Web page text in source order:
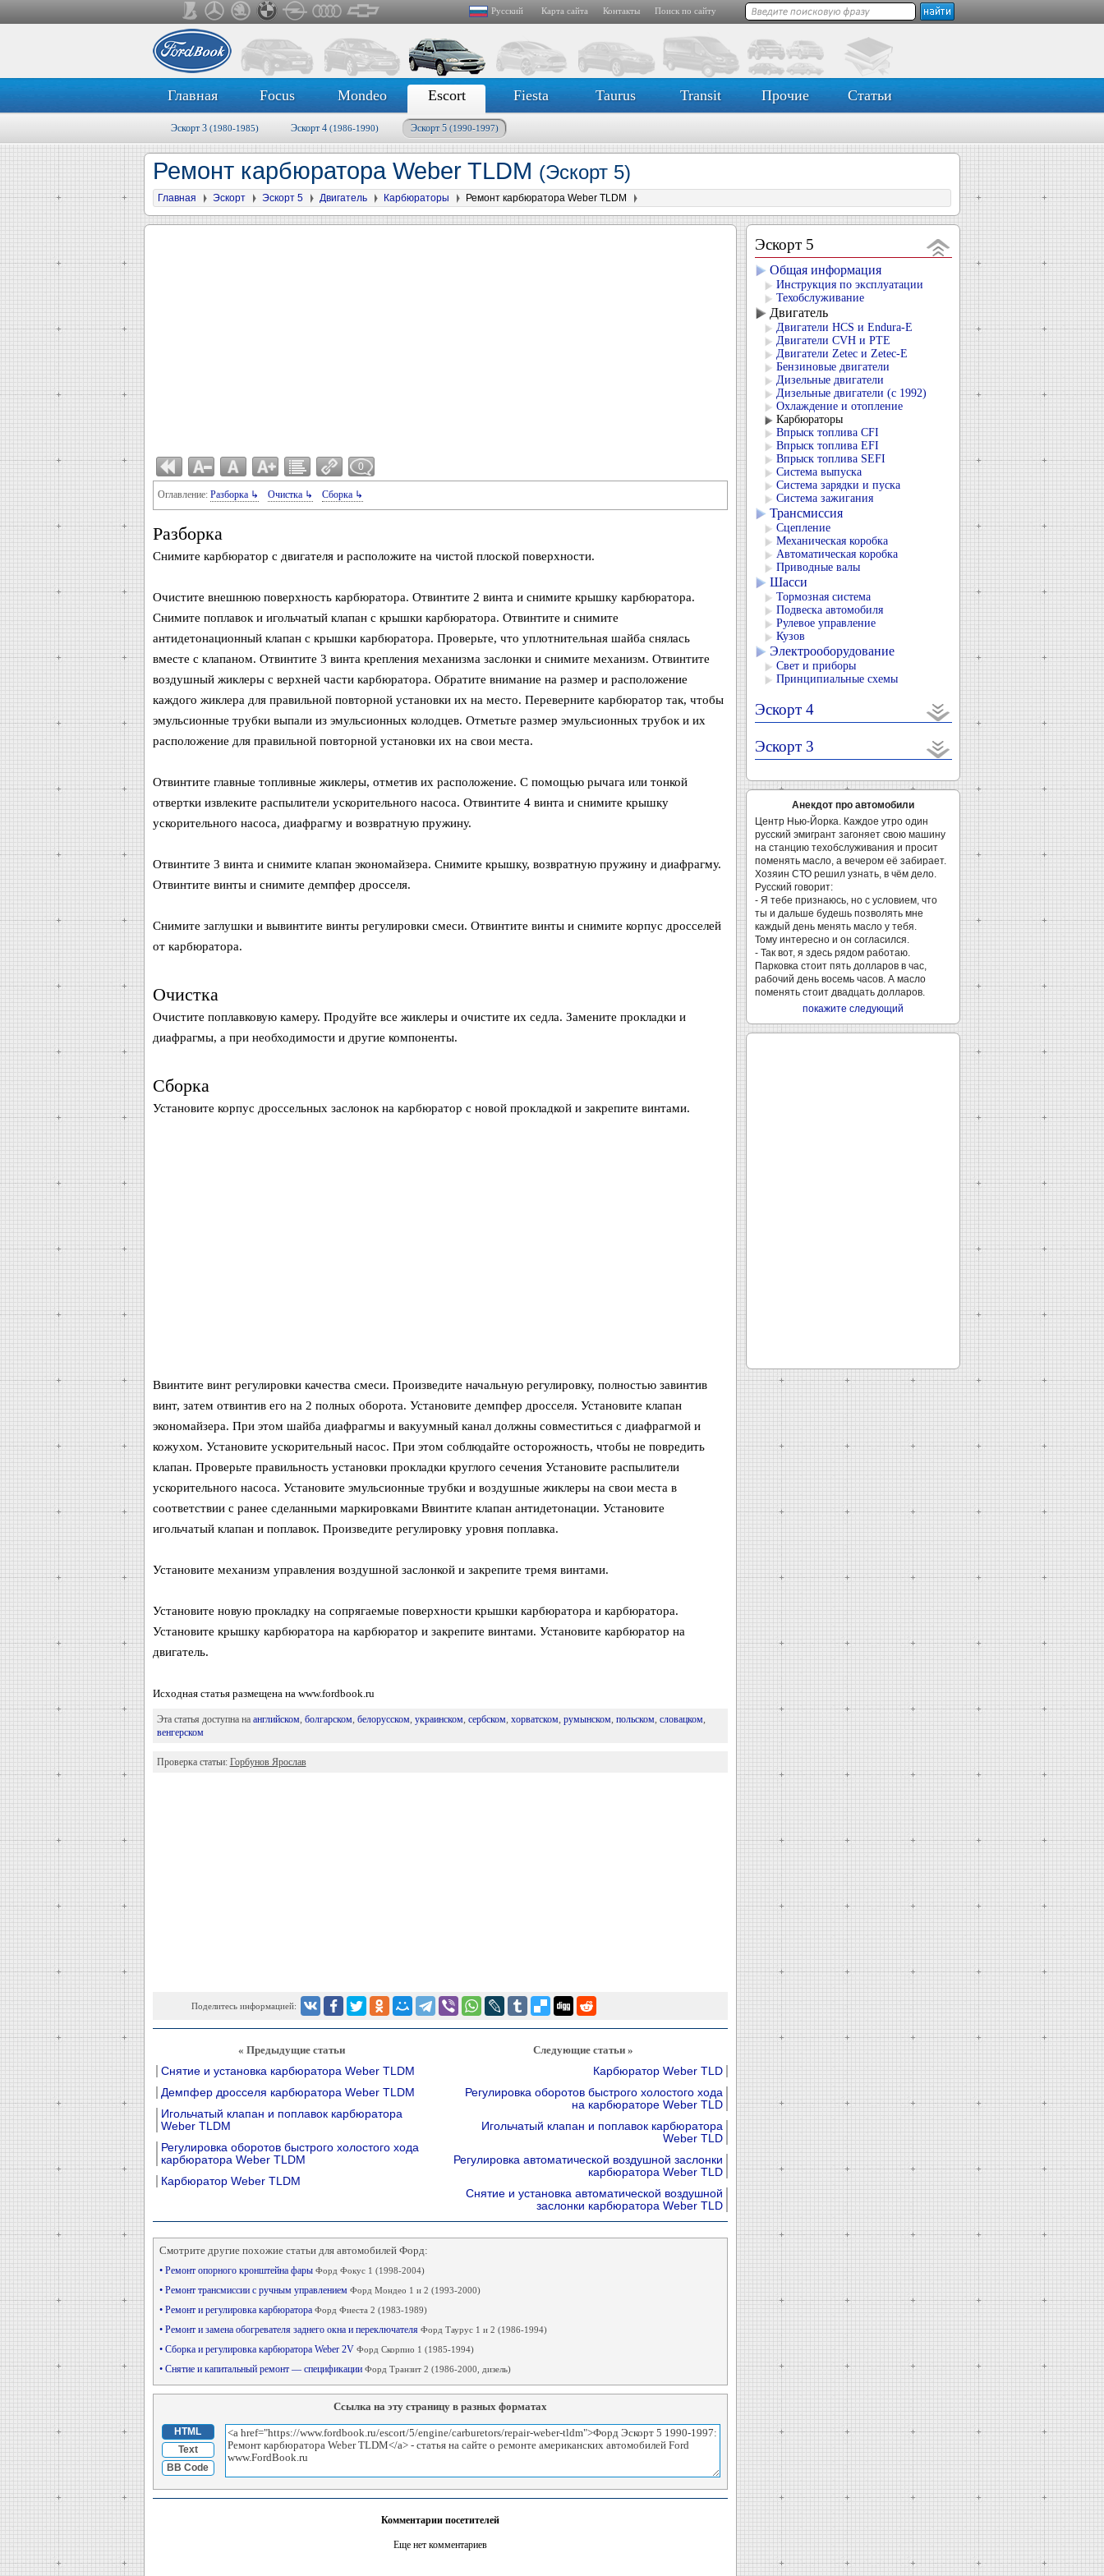
Русский Карта сайта Контакты Поиск по сайту
Главная Focus Mondeo Escort Fiesta Taurus Transit Прочие Статьи
Эскорт 3 (1980-1985) Эскорт 4 (1986-1990) Эскорт 5 (1990-1997)
Ремонт карбюратора Weber TLDM (Эскорт 5)
Главная Эскорт Эскорт 5 Двигатель Карбюраторы Ремонт карбюратора Weber TLDM
0
Оглавление: Разборка ↳ Очистка ↳ Сборка ↳
Разборка
Снимите карбюратор с двигателя и расположите на чистой плоской поверхности.
Очистите внешнюю поверхность карбюратора. Отвинтите 2 винта и снимите крышку карбюратора.
Снимите поплавок и игольчатый клапан с крышки карбюратора. Отвинтите и снимите
антидетонационный клапан с крышки карбюратора. Проверьте, что уплотнительная шайба снялась
вместе с клапаном. Отвинтите 3 винта крепления механизма заслонки и снимите механизм. Отвинтите
воздушный жиклеры с верхней части карбюратора. Обратите внимание на размер и расположение
каждого жиклера для правильной повторной установки их на место. Переверните карбюратор так, чтобы
эмульсионные трубки выпали из эмульсионных колодцев. Отметьте размер эмульсионных трубок и их
расположение для правильной повторной установки их на свои места.
Отвинтите главные топливные жиклеры, отметив их расположение. С помощью рычага или тонкой
отвертки извлеките распылители ускорительного насоса. Отвинтите 4 винта и снимите крышку
ускорительного насоса, диафрагму и возвратную пружину.
Отвинтите 3 винта и снимите клапан экономайзера. Снимите крышку, возвратную пружину и диафрагму.
Отвинтите винты и снимите демпфер дросселя.
Снимите заглушки и вывинтите винты регулировки смеси. Отвинтите винты и снимите корпус дросселей
от карбюратора.
Очистка
Очистите поплавковую камеру. Продуйте все жиклеры и очистите их седла. Замените прокладки и
диафрагмы, а при необходимости и другие компоненты.
Сборка
Установите корпус дроссельных заслонок на карбюратор с новой прокладкой и закрепите винтами.
Ввинтите винт регулировки качества смеси. Произведите начальную регулировку, полностью завинтив
винт, затем отвинтив его на 2 полных оборота. Установите демпфер дросселя. Установите клапан
экономайзера. При этом шайба диафрагмы и вакуумный канал должны совместиться с диафрагмой и
кожухом. Установите ускорительный насос. При этом соблюдайте осторожность, чтобы не повредить
клапан. Проверьте правильность установки прокладки круглого сечения Установите распылители
ускорительного насоса. Установите эмульсионные трубки и воздушные жиклеры на свои места в
соответствии с ранее сделанными маркировками Ввинтите клапан антидетонации. Установите
игольчатый клапан и поплавок. Произведите регулировку уровня поплавка.
Установите механизм управления воздушной заслонкой и закрепите тремя винтами.
Установите новую прокладку на сопрягаемые поверхности крышки карбюратора и карбюратора.
Установите крышку карбюратора на карбюратор и закрепите винтами. Установите карбюратор на
двигатель.
Исходная статья размещена на www.fordbook.ru
Эта статья доступна на английском, болгарском, белорусском, украинском, сербском, хорватском, румынском, польском, словацком,
венгерском
Проверка статьи: Горбунов Ярослав
Поделитесь информацией:
« Предыдущие статьи
Снятие и установка карбюратора Weber TLDM
Демпфер дросселя карбюратора Weber TLDM
Игольчатый клапан и поплавок карбюратора
Weber TLDM
Регулировка оборотов быстрого холостого хода
карбюратора Weber TLDM
Карбюратор Weber TLDM
Следующие статьи »
Карбюратор Weber TLD
Регулировка оборотов быстрого холостого хода
на карбюраторе Weber TLD
Игольчатый клапан и поплавок карбюратора
Weber TLD
Регулировка автоматической воздушной заслонки
карбюратора Weber TLD
Снятие и установка автоматической воздушной
заслонки карбюратора Weber TLD
Смотрите другие похожие статьи для автомобилей Форд:
• Ремонт опорного кронштейна фары Форд Фокус 1 (1998-2004)
• Ремонт трансмиссии с ручным управлением Форд Мондео 1 и 2 (1993-2000)
• Ремонт и регулировка карбюратора Форд Фиеста 2 (1983-1989)
• Ремонт и замена обогревателя заднего окна и переключателя Форд Таурус 1 и 2 (1986-1994)
• Сборка и регулировка карбюратора Weber 2V Форд Скорпио 1 (1985-1994)
• Снятие и капитальный ремонт — спецификации Форд Транзит 2 (1986-2000, дизель)
Ссылка на эту страницу в разных форматах
HTML
Text
BB Code
Комментарии посетителей
Еще нет комментариев
Эскорт 5
Общая информация
Инструкция по эксплуатации
Техобслуживание
Двигатель
Двигатели HCS и Endura-E
Двигатели CVH и РТЕ
Двигатели Zetec и Zetec-E
Бензиновые двигатели
Дизельные двигатели
Дизельные двигатели (с 1992)
Охлаждение и отопление
Карбюраторы
Впрыск топлива CFI
Впрыск топлива EFI
Впрыск топлива SEFI
Система выпуска
Система зарядки и пуска
Система зажигания
Трансмиссия
Сцепление
Механическая коробка
Автоматическая коробка
Приводные валы
Шасси
Тормозная система
Подвеска автомобиля
Рулевое управление
Кузов
Электрооборудование
Свет и приборы
Принципиальные схемы
Эскорт 4
Эскорт 3
Анекдот про автомобили
Центр Нью-Йорка. Каждое утро один
русский эмигрант загоняет свою машину
на станцию техобслуживания и просит
поменять масло, а вечером её забирает.
Хозяин СТО решил узнать, в чём дело.
Русский говорит:
- Я тебе признаюсь, но с условием, что
ты и дальше будешь позволять мне
каждый день менять масло у тебя.
Тому интересно и он согласился.
- Так вот, я здесь рядом работаю.
Парковка стоит пять долларов в час,
рабочий день восемь часов. А масло
поменять стоит двадцать долларов.
покажите следующий